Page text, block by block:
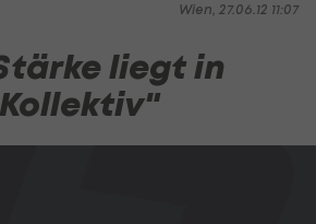
Wien, 27.06.12 11:07
liegt in